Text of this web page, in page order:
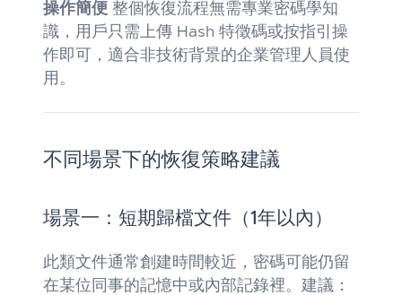
操作簡便 整個恢復流程無需專業密碼學知
識，用戶只需上傳 Hash 特徵碼或按指引操
作即可，適合非技術背景的企業管理人員使
用。
不同場景下的恢復策略建議
場景一：短期歸檔文件（1年以內）
此類文件通常創建時間較近，密碼可能仍留
在某位同事的記憶中或內部記錄裡。建議：